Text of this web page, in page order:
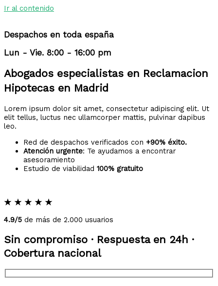
Ir al contenido
Despachos en toda españa
Lun - Vie. 8:00 - 16:00 pm
Abogados especialistas en Reclamacion
Hipotecas en Madrid
Lorem ipsum dolor sit amet, consectetur adipiscing elit. Ut
elit tellus, luctus nec ullamcorper mattis, pulvinar dapibus
leo.
Red de despachos verificados con +90% éxito.
Atención urgente: Te ayudamos a encontrar
asesoramiento
Estudio de viabilidad 100% gratuito
★ ★ ★ ★ ★
4.9/5 de más de 2.000 usuarios
Sin compromiso · Respuesta en 24h ·
Cobertura nacional